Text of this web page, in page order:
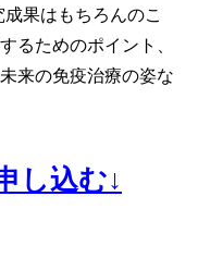
果はもちろんのこ
るためのポイント、
来の免疫治療の姿な
し込む↓